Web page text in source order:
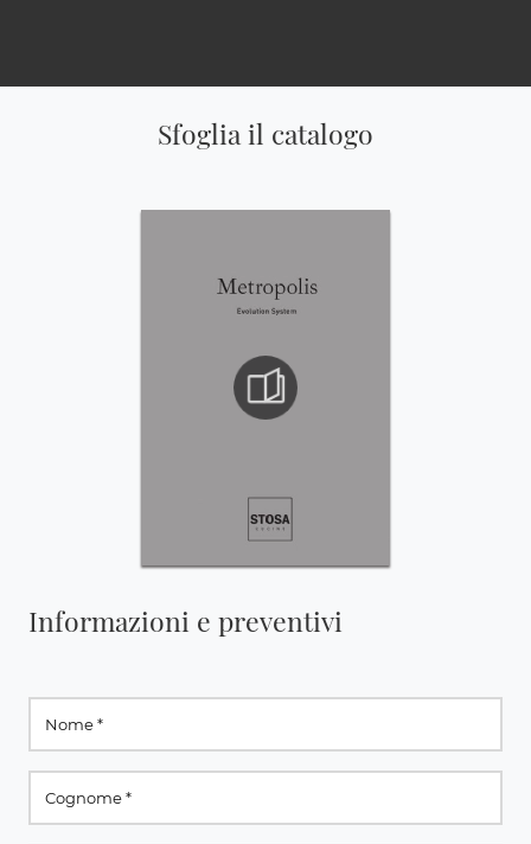
Sfoglia il catalogo
Informazioni e preventivi